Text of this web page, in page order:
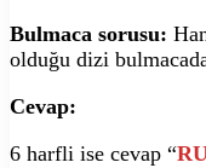
Bulmaca sorusu:
olduğu dizi
Cevap:
6 harfli ise cevap “